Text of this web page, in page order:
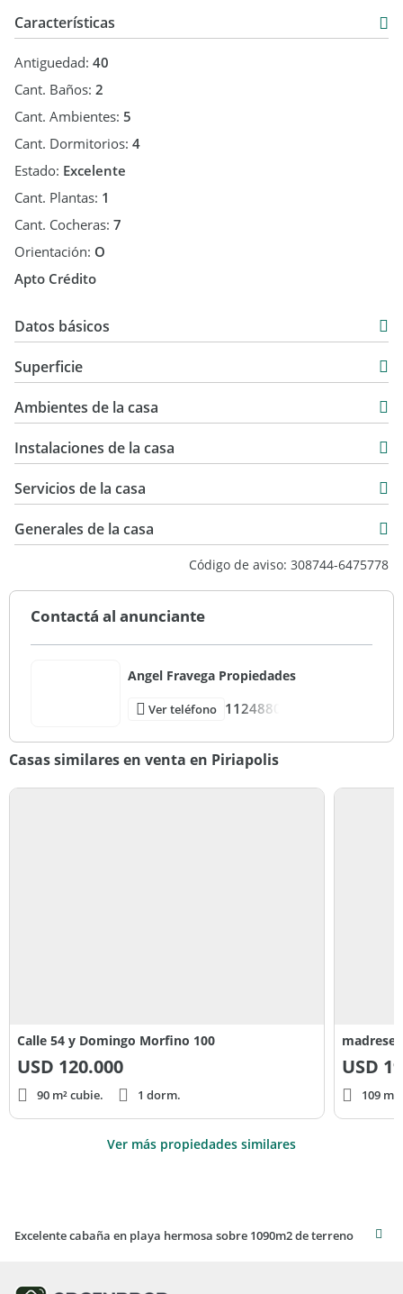
Características
Antiguedad: 40
Cant. Baños: 2
Cant. Ambientes: 5
Cant. Dormitorios: 4
Estado: Excelente
Cant. Plantas: 1
Cant. Cocheras: 7
Orientación: O
Apto Crédito
Datos básicos
Venta
USD 165.000
Superficie
945 m2
1.090 m2
Ambientes de la casa
Instalaciones de la casa
Servicios de la casa
Generales de la casa
Código de aviso: 308744-6475778
Contactá al anunciante
Angel Fravega Propiedades
Ver teléfono 1124880
Casas similares en venta en Piriapolis
Calle 54 y Domingo Morfino 100
USD 120.000
90 m² cubie. 1 dorm.
USD
109
Ver más propiedades similares
Excelente cabaña en playa hermosa sobre 1090m2 de terreno